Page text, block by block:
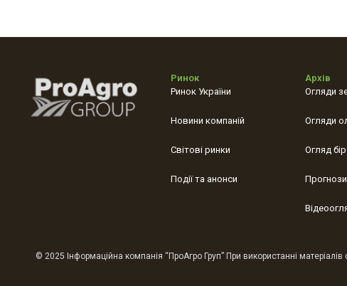
Ринок
Ринок України
Новини компаній
Світові ринки
Події та анонси
Архів
Огляди
Огляди
Огляд
© 2025 Інформаційна компанія “ПроАгро Груп” При використанні